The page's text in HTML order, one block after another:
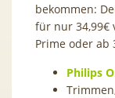
bekommen:
für nur 34,99€
Prime oder ab
Philips